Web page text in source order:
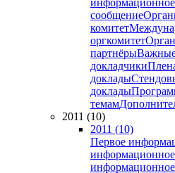
информационное
сообщение
комитет
оргкомитет
партнёры
докладчики
доклады
доклады
темам
2011 (10)
2011 (10)
Первое
информационное